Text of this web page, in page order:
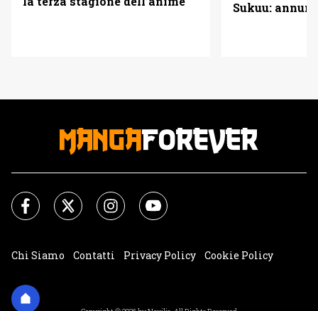
Sukuu:
Chi Siamo Contatti Privacy Policy
Cookie Policy